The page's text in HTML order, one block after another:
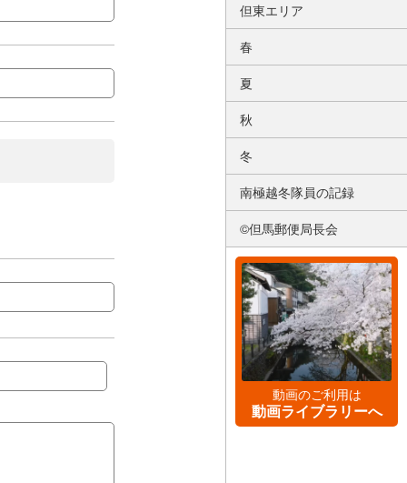
但東エリア
春
夏
秋
冬
南極越冬隊員の記録
©但馬郵便局長会
動画のご利用は
動画ライブラリーへ